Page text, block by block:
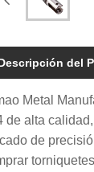
del
Metal
de alta
de